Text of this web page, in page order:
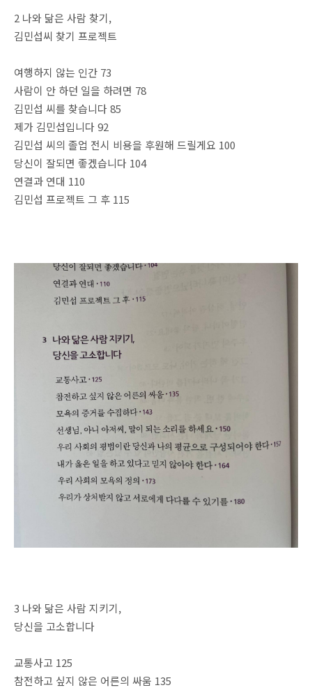
2 나와 닮은 사람 찾기,
김민섭씨 찾기 프로젝트
여행하지 않는 인간 73
사람이 안 하던 일을 하려면 78
김민섭 씨를 찾습니다 85
제가 김민섭입니다 92
김민섭 씨의 졸업 전시 비용을 후원해 드릴게요 100
당신이 잘되면 좋겠습니다 104
연결과 연대 110
김민섭 프로젝트 그 후 115
3 나와 닮은 사람 지키기,
당신을 고소합니다
교통사고 125
참전하고 싶지 않은 어른의 싸움 135